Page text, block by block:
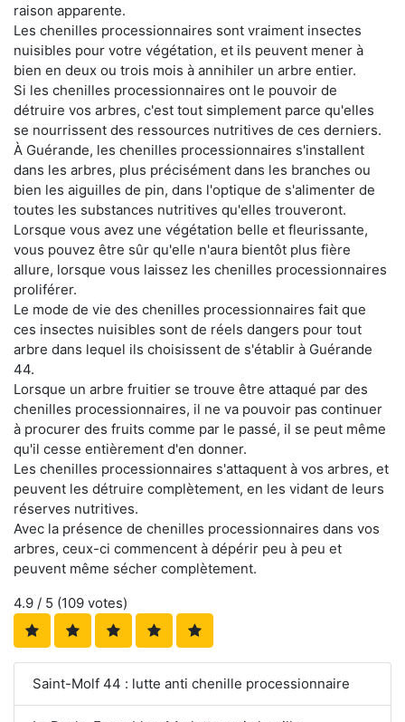
raison apparente.
Les chenilles processionnaires sont vraiment insectes
nuisibles pour votre végétation, et ils peuvent mener à
bien en deux ou trois mois à annihiler un arbre entier.
Si les chenilles processionnaires ont le pouvoir de
détruire vos arbres, c'est tout simplement parce qu'elles
se nourrissent des ressources nutritives de ces derniers.
À Guérande, les chenilles processionnaires s'installent
dans les arbres, plus précisément dans les branches ou
bien les aiguilles de pin, dans l'optique de s'alimenter de
toutes les substances nutritives qu'elles trouveront.
Lorsque vous avez une végétation belle et fleurissante,
vous pouvez être sûr qu'elle n'aura bientôt plus fière
allure, lorsque vous laissez les chenilles processionnaires
proliférer.
Le mode de vie des chenilles processionnaires fait que
ces insectes nuisibles sont de réels dangers pour tout
arbre dans lequel ils choisissent de s'établir à Guérande
44.
Lorsque un arbre fruitier se trouve être attaqué par des
chenilles processionnaires, il ne va pouvoir pas continuer
à procurer des fruits comme par le passé, il se peut même
qu'il cesse entièrement d'en donner.
Les chenilles processionnaires s'attaquent à vos arbres, et
peuvent les détruire complètement, en les vidant de leurs
réserves nutritives.
Avec la présence de chenilles processionnaires dans vos
arbres, ceux-ci commencent à dépérir peu à peu et
peuvent même sécher complètement.
4.9 / 5 (109 votes)
Saint-Molf 44 : lutte anti chenille processionnaire